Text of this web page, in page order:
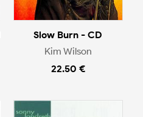
Slow Burn - CD
Kim Wilson
22.50 €